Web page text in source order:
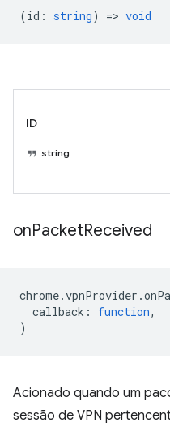
(id : string) => void
ID
string
onPacketReceived
chrome.vpnProvider .
callback : function,
)
Acionado quando um
sessão de VPN